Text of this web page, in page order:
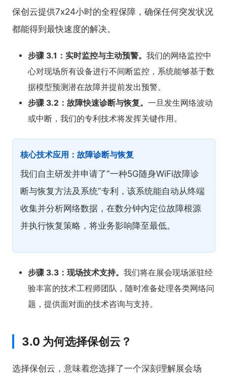
保创云提供7x24小时的全程保障，确保任何突发状况
都能得到最快速度的解决。
步骤 3.1：实时监控与主动预警。 我们的网络监控中
心对现场所有设备进行不间断监控，系统能够基于数
据模型预测潜在故障并提前发出预警。
步骤 3.2：故障快速诊断与恢复。 一旦发生网络波动
或中断，我们的专利技术将发挥关键作用。
核心技术应用：故障诊断与恢复
我们自主研发并申请了“一种5G随身WiFi故障诊
断与恢复方法及系统”专利，该系统能自动从终端
收集并分析网络数据，在数分钟内定位故障根源
并执行恢复策略，将业务影响降至最低。
步骤 3.3：现场技术支持。 我们将在展会现场派驻经
验丰富的技术工程师团队，随时准备处理各类网络问
题，提供面对面的技术咨询与支持。
3.0 为何选择保创云？
选择保创云，意味着您选择了一个深刻理解展会场